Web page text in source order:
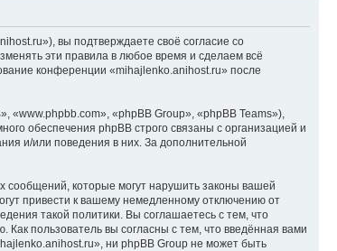
вы подтверждаете своё согласие со
эти правила в любое время и сделаем всё
конференции «mihajlenko.anihost.ru» после
«phpBB Group», «phpBB Teams»),
обеспечения phpBB строго связаны с организацией и
и/или поведения в них. За дополнительной
сообщений, которые могут нарушить законы вашей
привести к вашему немедленному отключению от
такой политики. Вы соглашаетесь с тем, что
пользователь вы согласны с тем, что введённая вами
ни phpBB Group не может быть